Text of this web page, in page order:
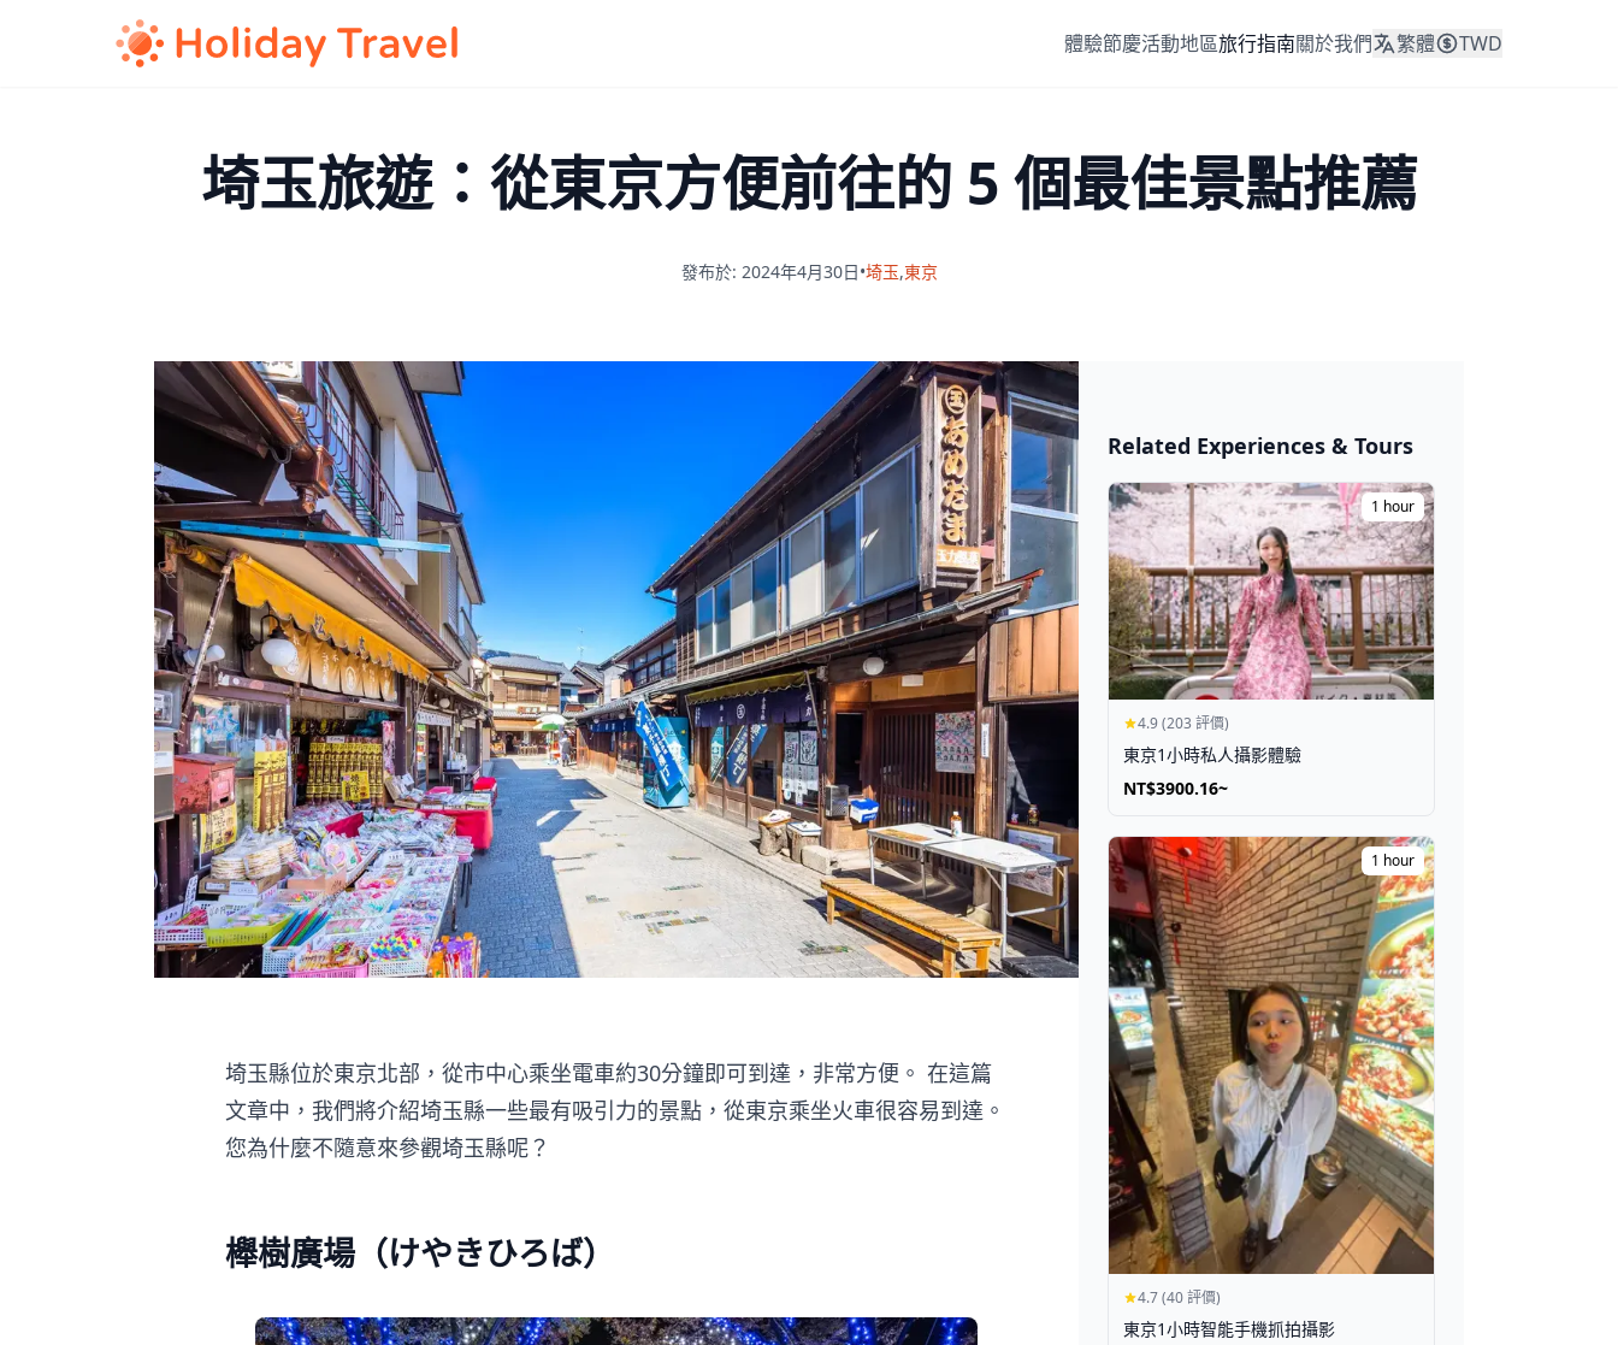
體驗節慶活動地區旅行指南關於我們 繁體 TWD
埼玉旅遊：從東京方便前往的 5 個最佳景點推薦
發布於: 2024年4月30日•埼玉,東京
埼玉縣位於東京北部，從市中心乘坐電車約30分鐘即可到達，非常方便。 在這篇
文章中，我們將介紹埼玉縣一些最有吸引力的景點，從東京乘坐火車很容易到達。
您為什麼不隨意來參觀埼玉縣呢？
櫸樹廣場（けやきひろば）
🎆 祭典與節日
取得門票
Related Experiences & Tours
1 hour
4.9 (203 評價)
東京1小時私人攝影體驗
NT$3900.16~
1 hour
4.7 (40 評價)
東京1小時智能手機抓拍攝影